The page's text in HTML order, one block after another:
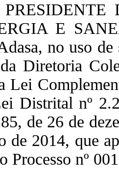
E
no uso de
Diretoria
Lei
Distrital nº
de 26 de
de 2014, que
Processo nº